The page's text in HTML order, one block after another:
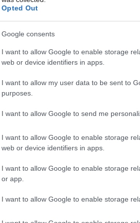
Opted Out
Google consents
I want to allow Google to enable storage
web or device identifiers in apps.
I want to allow my user data to be sent to
purposes.
I want to allow Google to send me
I want to allow Google to enable storage
web or device identifiers in apps.
I want to allow Google to enable storage
or app.
I want to allow Google to enable storage
kvetmi
krásavicu“, žiadalo sa im
kúpeľni ľahkosť a
však siahli po rastlinách.
sa ani nedá.